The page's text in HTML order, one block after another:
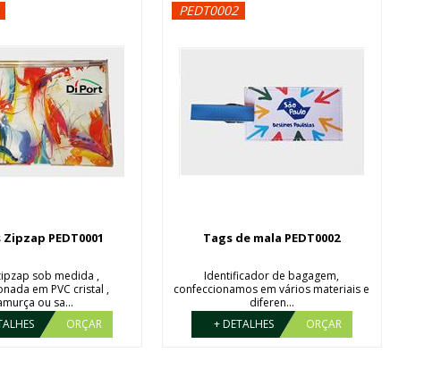
PEDT0001
sob medida ,
em PVC cristal ,
ou sa...
ORÇAR
PEDT0002
Tags de mala PEDT0002
Identificador de bagagem,
confeccionamos em vários materiais e
diferen...
+ DETALHES
ORÇAR